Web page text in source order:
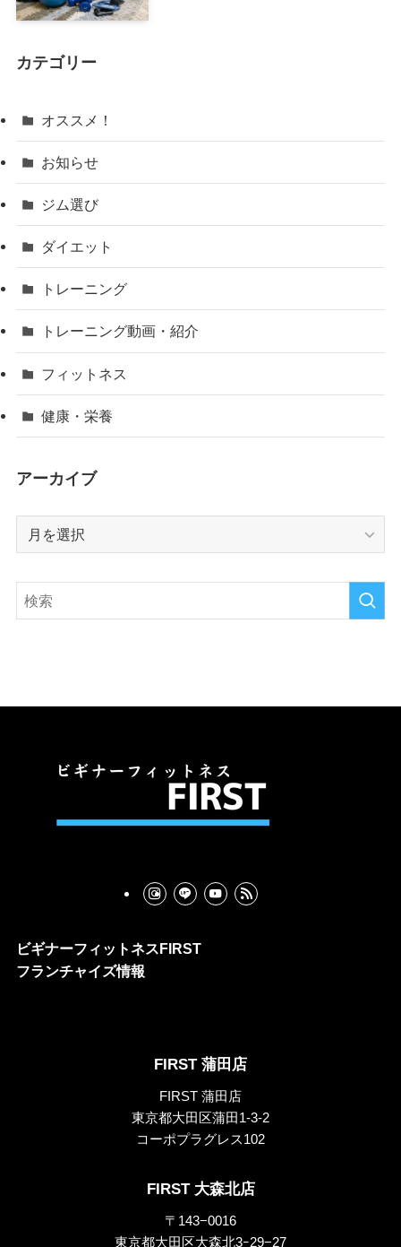
カテゴリー
オススメ！
お知らせ
ジム選び
ダイエット
トレーニング
トレーニング動画・紹介
フィットネス
健康・栄養
アーカイブ
イ
ブ
ビギナーフィットネスFIRST
フランチャイズ情報
FIRST 蒲田店
FIRST 蒲田店
東京都大田区蒲田1-3-2
コーポプラグレス102
FIRST 大森北店
〒143−0016
東京都大田区大森北3ｰ29−27